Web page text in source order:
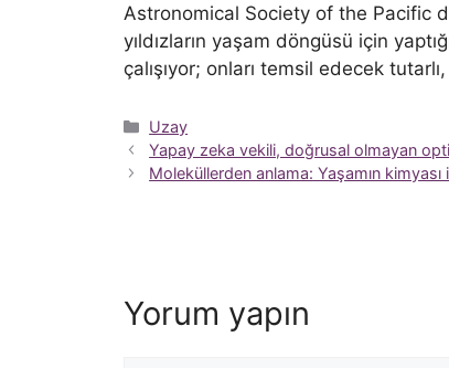
Astronomical Society of the Pacific
yıldızların yaşam döngüsü için
çalışıyor; onları temsil edecek
Kategoriler
Uzay
Yapay zeka vekili, doğrusal olmayan
Moleküllerden anlama: Yaşamın
Yorum yapın